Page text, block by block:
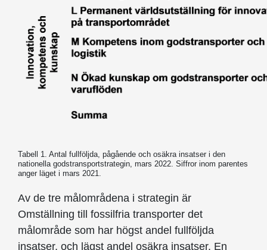
Tabell 1. Antal fullföljda, pågående och osäkra insatser i den
nationella godstransportstrategin, mars 2022. Siffror inom parentes
anger läget i mars 2021.
Av de tre målområdena i strategin är
Omställning till fossilfria transporter det
målområde som har högst andel fullföljda
insatser, och lägst andel osäkra insatser. En